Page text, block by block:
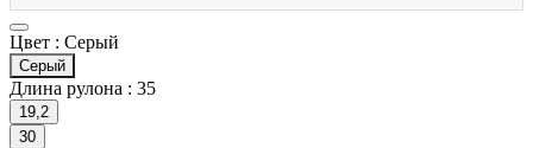
Цвет : Серый
Серый
Длина рулона : 35
19,2
30